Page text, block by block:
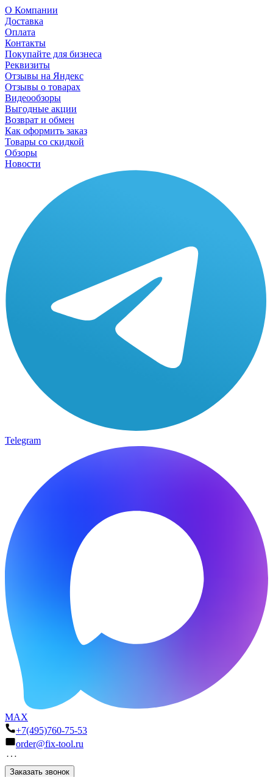
О Компании
Доставка
Оплата
Контакты
Покупайте для бизнеса
Реквизиты
Отзывы на Яндекс
Отзывы о товарах
Видеообзоры
Выгодные акции
Возврат и обмен
Как оформить заказ
Товары со скидкой
Обзоры
Новости
Telegram
MAX
+7(495)760-75-53
order@fix-tool.ru
Заказать звонок